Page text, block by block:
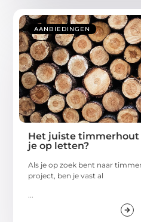
AANBIEDINGEN
Het juiste timmerhout
je op letten?
Als je op zoek bent naar
project, ben je vast al
...